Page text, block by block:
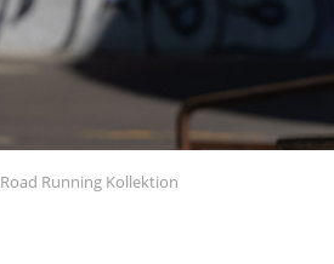
Road Running Kollektion